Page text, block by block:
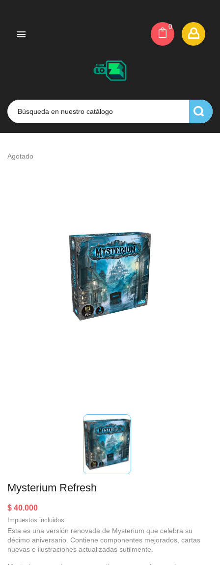

0
Agotado
Mysterium Refresh
$ 40.000
Impuestos incluidos
Esta es una versión renovada de Mysterium que celebra su
décimo aniversario. Contiene componentes mejorados, cartas
nuevas e ilustraciones actualizadas sutilmente.